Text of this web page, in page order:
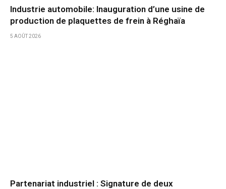
Industrie automobile: Inauguration d’une usine de
production de plaquettes de frein à Réghaïa
5 AOÛT 2026
Partenariat industriel : Signature de deux